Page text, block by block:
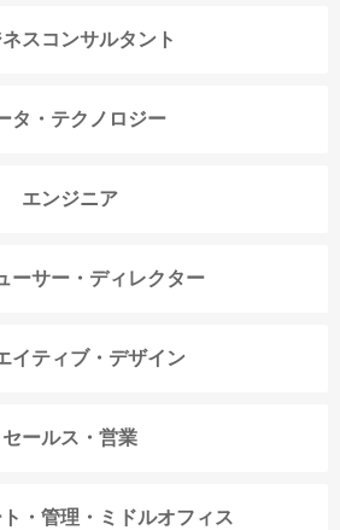
ネスコンサルタント
タ・テクノロジー
エンジニア
ーサー・ディレクター
イティブ・デザイン
セールス・営業
・管理・ミドルオフィス